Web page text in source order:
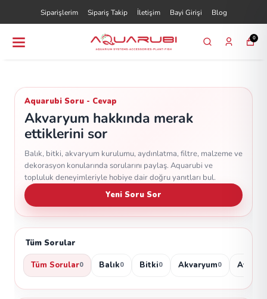
Siparişlerim Sipariş Takip İletişim Bayi Girişi Blog
0
Aquarubi Soru - Cevap
Akvaryum hakkında merak
ettiklerini sor
Balık, bitki, akvaryum kurulumu, aydınlatma, filtre, malzeme ve
dekorasyon konularında sorularını paylaş. Aquarubi ve
topluluk deneyimleriyle hobiye dair doğru yanıtları bul.
Yeni Soru Sor
Tüm Sorular
Tüm Sorular0 Balık0 Bitki0 Akvaryum0